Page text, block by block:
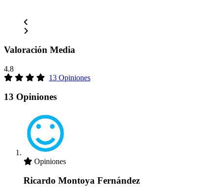
Valoración Media
4.8
13 Opiniones
13 Opiniones
Opiniones
Ricardo Montoya Fernández